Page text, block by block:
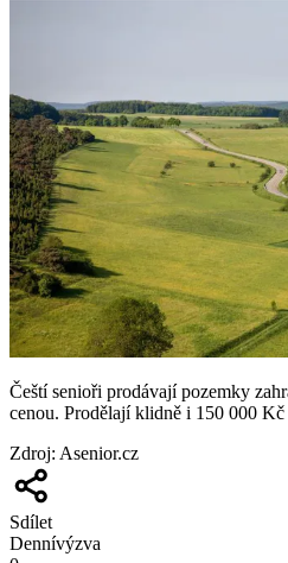
Čeští senioři prodávají pozemky
cenou. Prodělají klidně i 150 000 Kč
Zdroj: Asenior.cz
Sdílet
Dennívýzva